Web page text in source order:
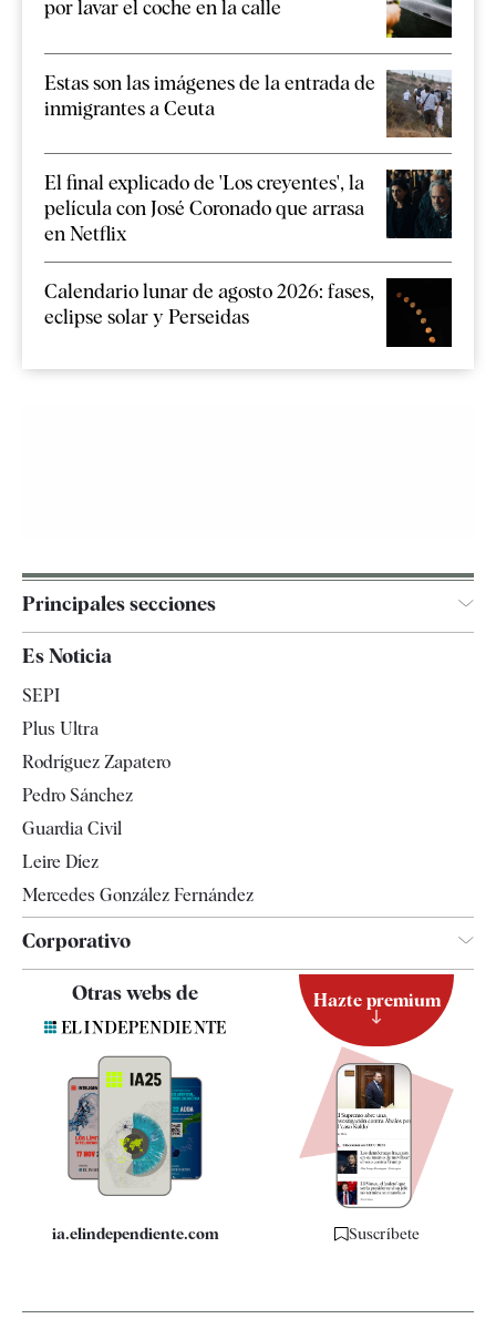
por lavar el coche en la calle
Estas son las imágenes de la entrada de
inmigrantes a Ceuta
El final explicado de 'Los creyentes', la
película con José Coronado que arrasa
en Netflix
Calendario lunar de agosto 2026: fases,
eclipse solar y Perseidas
Principales secciones
Televisión
Es Noticia
SEPI
Plus Ultra
Rodríguez Zapatero
Pedro Sánchez
Guardia Civil
Leire Díez
Mercedes González Fernández
Corporativo
Quiénes somos
Especificaciones
Otras webs de
ia.elindependiente.com
Hazte premium
Suscríbete